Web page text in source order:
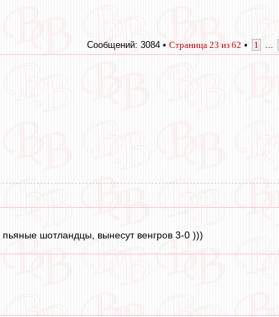
Сообщений: 3084 • Страница 23 из 62 • 1
шотландцы, вынесут венгров 3-0 )))